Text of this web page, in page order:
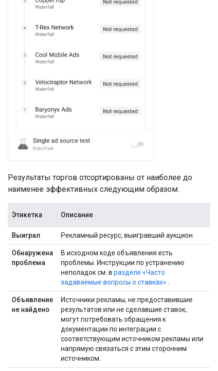
Результаты торгов отсортированы от наиболее до
наименее эффективных следующим образом:
Этикетка Описание
Выиграл Рекламный ресурс, выигравший аукцион.
Обнаружена
проблема
В исходном коде объявления есть
проблемы. Инструкции по устранению
неполадок см. в разделе «Часто
задаваемые вопросы о ставках»
Объявление
не найдено
Источники рекламы, не предоставившие
результатов или не сделавшие ставок,
могут потребовать обращения к
документации по интеграции с
соответствующим источником рекламы или
напрямую связаться с этим сторонним
источником.